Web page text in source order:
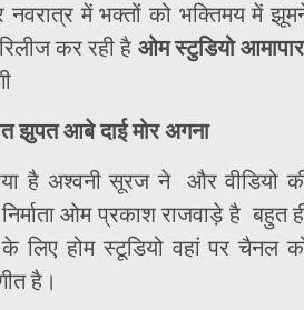
में भक्तों को भक्तिमय में
कर रही है ओम स्टुडियो
झुपत आबे दाई मोर अगना
है अश्वनी सूरज ने और वीडियो
ओम प्रकाश राजवाड़े है बहुत
होम स्टूडियो वहां पर चैनल
है।